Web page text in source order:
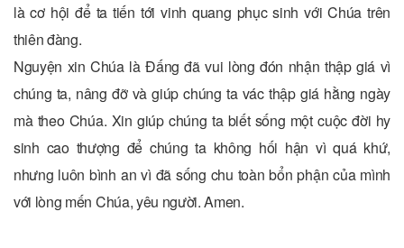
là cơ hội để ta tiến tới vinh quang phục sinh với Chúa trên
thiên đàng.
Nguyện xin Chúa là Đấng đã vui lòng đón nhận thập giá vì
chúng ta, nâng đỡ và giúp chúng ta vác thập giá hằng ngày
mà theo Chúa. Xin giúp chúng ta biết sống một cuộc đời hy
sinh cao thượng để chúng ta không hối hận vì quá khứ,
nhưng luôn bình an vì đã sống chu toàn bổn phận của mình
với lòng mến Chúa, yêu người. Amen.